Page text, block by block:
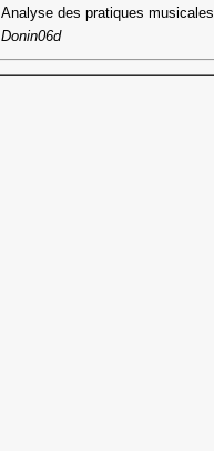
Analyse des pratiques musicales
Donin06d